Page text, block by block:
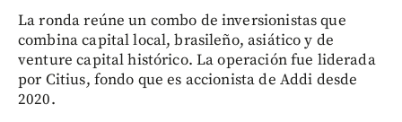
La ronda reúne un combo de inversionistas que
combina capital local, brasileño, asiático y de
venture capital histórico. La operación fue liderada
por Citius, fondo que es accionista de Addi desde
2020.